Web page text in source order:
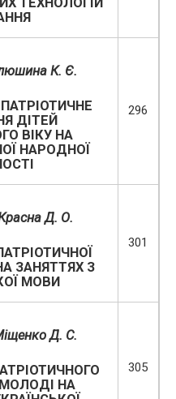
К. Є.
ДІТЕЙ
ВІКУ НА
НАРОДНОЇ
296
Д. О.
ЗАНЯТТЯХ З
МОВИ
301
Д. С.
НА
305